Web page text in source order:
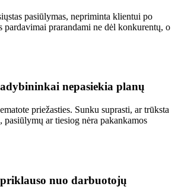
pasiūlymas, nepriminta klientui po
pardavimai prarandami ne dėl konkurentų, o
nepasiekia planų
priežasties. Sunku suprasti, ar trūksta
ar tiesiog nėra pakankamos
nuo darbuotojų